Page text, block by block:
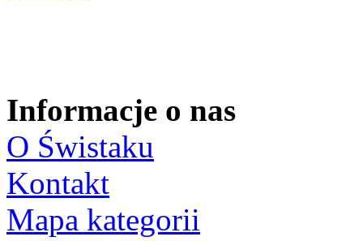
Informacje o nas
O Świstaku
Kontakt
Mapa kategorii